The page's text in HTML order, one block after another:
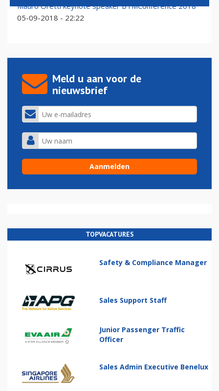
Mauro Oretti keynote speaker BTMConference 2018
05-09-2018 - 22:22
Meld u aan voor de
nieuwsbrief
TOPVACATURES
Safety & Compliance Manager
Sales Support Staff
Junior Passenger Traffic
Officer
Sales Admin Executive Benelux